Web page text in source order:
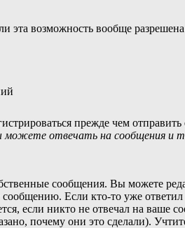
эта возможность вообще
прежде чем
отвечать на сообщения и
сообщения. Вы можете
Если кто-то уже
если никто не отвечал на ваше
почему они это сделали).